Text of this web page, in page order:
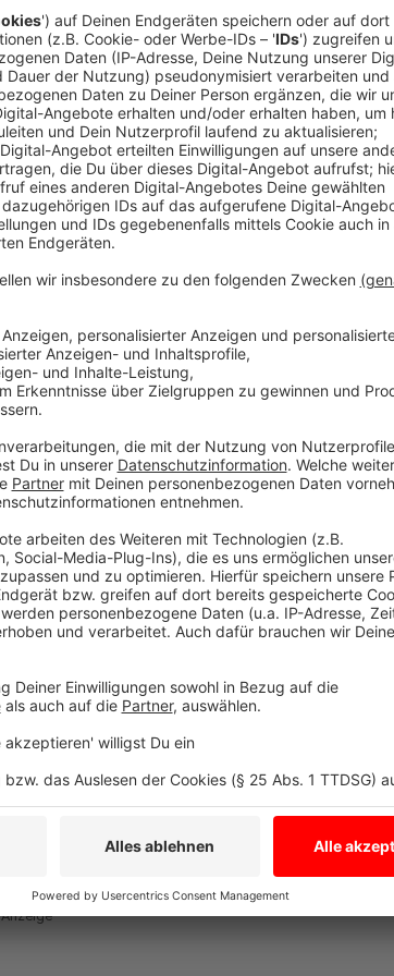
Buchbar über chayns-App
Anzeige
Darauf weist die Euregio hin. Die Test-Termine
Niederländische Grenzpendler können sich ab
lassen. Sie müssen sich einmal auf einer Website
verschiedenen Testzentren buchen, meldet die
Hier geht's zu der Website.
Anzeige
Infos zu Testzentren in den Niederlanden
Anzeige
Die Testzentren in den Niederlanden sind
Uhr sowie samstags, sonntags und an Feiertagen
Grenzgänger, die von der Testmöglichkeit
können, dass ihr Wohnsitz in den Niederlanden
ihre Schule, ihre Universität, ihr Pflegedienst oder
welchen Mitteln dieser Nachweis erbracht werden
bis mindestens zum 30. Juni zur Verfügung
Testpflicht aufhebt.
Mehr Informationen hierzu stellt die
zur Verfügung.
Für weitere Fragen, zum Beispiel bezüglich
verweist die Regierung auch auf die aktuellen
Anzeige